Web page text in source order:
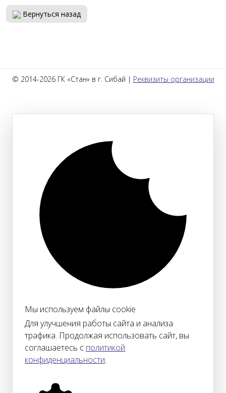
Вернуться назад
© 2014-2026 ГК «Стан» в г. Сибай | Реквизиты организации
Мы используем файлы cookie
Для улучшения работы сайта и анализа
трафика. Продолжая использовать сайт, вы
соглашаетесь с политикой
конфиденциальности.